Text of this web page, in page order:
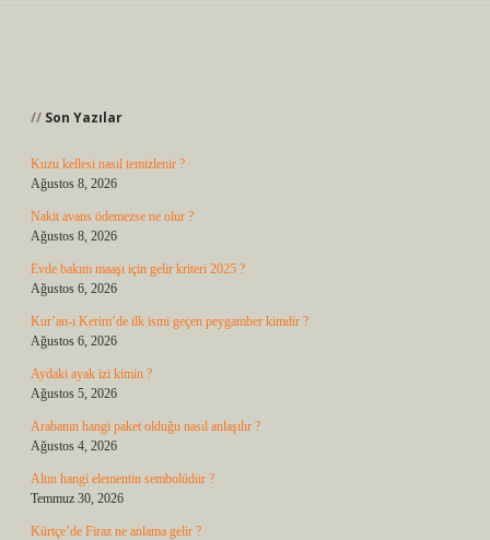
Son Yazılar
Kuzu kellesi nasıl temizlenir ?
Ağustos 8, 2026
Nakit avans ödemezse ne olur ?
Ağustos 8, 2026
Evde bakım maaşı için gelir kriteri 2025 ?
Ağustos 6, 2026
Kur’an-ı Kerim’de ilk ismi geçen peygamber kimdir ?
Ağustos 6, 2026
Aydaki ayak izi kimin ?
Ağustos 5, 2026
Arabanın hangi paket olduğu nasıl anlaşılır ?
Ağustos 4, 2026
Altın hangi elementin sembolüdür ?
Temmuz 30, 2026
Kürtçe’de Firaz ne anlama gelir ?